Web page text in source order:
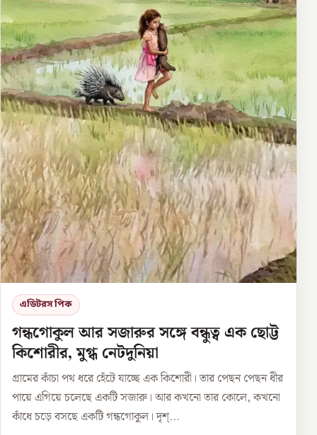
এডিটরস পিক
গন্ধগোকুল আর সজারুর সঙ্গে বন্ধুত্ব এক ছোট্ট
কিশোরীর, মুগ্ধ নেটদুনিয়া
গ্রামের কাঁচা পথ ধরে হেঁটে যাচ্ছে এক কিশোরী। তার পেছন পেছন ধীর
পায়ে এগিয়ে চলেছে একটি সজারু। আর কখনো তার কোলে, কখনো
কাঁধে চড়ে বসছে একটি গন্ধগোকুল। দৃশ্...